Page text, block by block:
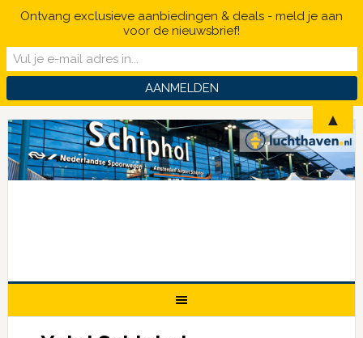
Ontvang exclusieve aanbiedingen & deals - meld je aan
voor de nieuwsbrief!
▲